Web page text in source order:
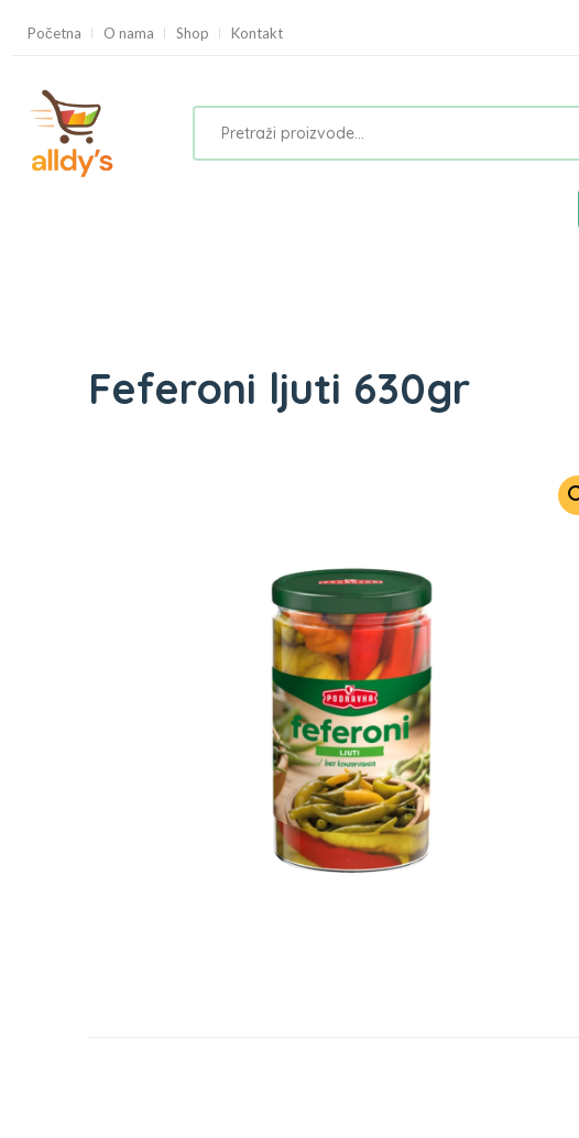
Početna O nama Shop Kontakt
Feferoni ljuti 630gr